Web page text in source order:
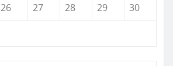
26 27 28 29
30